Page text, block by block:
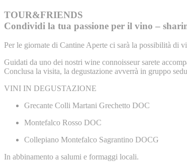
TOUR&FRIENDS
Condividi la tua passione per il vino –
Per le giornate di Cantine Aperte ci sarà la possibilità di
Guidati da uno dei nostri wine connoisseur sarete
Conclusa la visita, la degustazione avverrà in gruppo
VINI IN DEGUSTAZIONE
Grecante Colli Martani Grechetto DOC
Montefalco Rosso DOC
Collepiano Montefalco Sagrantino DOCG
In abbinamento a salumi e formaggi locali.